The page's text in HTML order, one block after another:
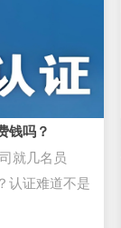
钱吗？
就几名员
认证难道不是